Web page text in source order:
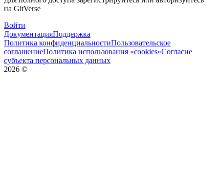
на GitVerse
Войти
ДокументацияПоддержка
Политика конфиденциальностиПользовательское
соглашениеПолитика использования «cookies»Согласие
субъекта персональных данных
2026 ©